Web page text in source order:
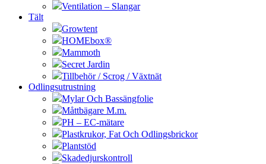
Ventilation – Slangar
Tält
Growtent
HOMEbox®
Mammoth
Secret Jardin
Tillbehör / Scrog / Växtnät
Odlingsutrustning
Mylar Och Bassängfolie
Måttbägare M.m.
PH – EC-mätare
Plastkrukor, Fat Och Odlingsbrickor
Plantstöd
Skadedjurskontroll